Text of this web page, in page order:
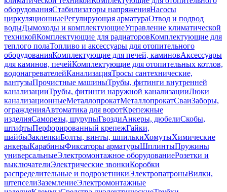
оборудованияСтабилизаторы напряженияНасосы
циркуляционныеРегулирующая арматураОтвод и подвод
водыДымоходы и комплектующиеУправление климатической
техникойКомплектующие для радиаторовКомплектующие для
теплого полаТопливо и аксессуары для отопительного
оборудованияКомплектующие для печей, каминовАксессуары
для каминов, печейКомплектующие для отопительных котлов,
водонагревателейКанализацияТросы сантехнические,
вантузыПрочистные машиныТрубы, фитинги внутренней
канализацииТрубы, фитинги наружной канализацииЛюки
канализационныеМеталлопрокатМеталлопрокатСваиЗаборы,
огражденияАвтоматика для воротКрепежные
изделияСаморезы, шурупыГвоздиАнкеры, дюбелиСкобы,
штифтыПерфорированный крепежГайки,
шайбыЗаклепкиБолты, винты, шпилькиХомутыХимические
анкерыКарабиныФиксаторы арматурыШплинтыПружины
универсальныеЭлектромонтажное оборудованиеРозетки и
выключателиЭлектрические звонкиКоробки
распределительные и подрозетникиЭлектропатроныВилки,
штепселиЗаземлениеЭлектромонтажные